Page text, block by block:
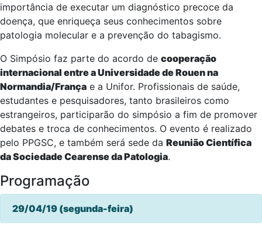
importância de executar um diagnóstico precoce da
doença, que enriqueça seus conhecimentos sobre
patologia molecular e a prevenção do tabagismo.
O Simpósio faz parte do acordo de cooperação
internacional entre a Universidade de Rouen na
Normandia/França e a Unifor. Profissionais de saúde,
estudantes e pesquisadores, tanto brasileiros como
estrangeiros, participarão do simpósio a fim de promover
debates e troca de conhecimentos. O evento é realizado
pelo PPGSC, e também será sede da Reunião Científica
da Sociedade Cearense da Patologia.
Programação
29/04/19 (segunda-feira)